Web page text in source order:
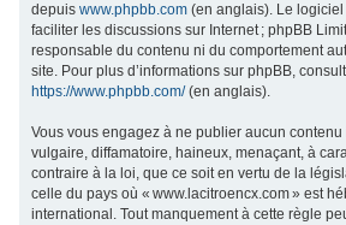
depuiswww.phpbb.com (en anglais). Le
faciliter les discussions sur Internet ; phpBB
responsable du contenu ni du comportement
site. Pour plus d’informations sur phpBB,
https://www.phpbb.com/(en anglais).
Vous vous engagez à ne publier aucun
vulgaire, diffamatoire, haineux, menaçant, à
contraire à la loi, que ce soit en vertu de la
celle du pays où « www.lacitroencx.com » est
international. Tout manquement à cette règle